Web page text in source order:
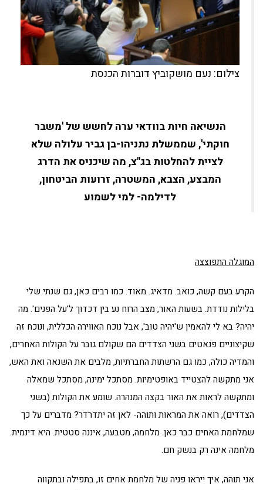
צילום: נעם מושקוביץ דוברות הכנסת
הנשיאה חיות בוודאי ערה לחשש של 'משבר
חוקתי', שממשלת נתניהו-בן גביר עלולה שלא
לציית להחלטות בג"צ, מה שיכניס את הדרג
המבצע, הצבא, המשטרה, זרועות הביטחון,
לדילמה- למי לשמוע
המוגלה התפוצצה
הקרע בעם קשה, כואב. מדאיג. מאוד. כמו רבים כאן, גם שנתי שלי
בלילות נודדת. בשעות האור, מצב הרוח נע בין דכדוך ל'על הפנים'. מה
יהיה? בא לי להאמין ש'יהיה טוב', אבל נוכח האווירה הכללית, ונוכח זה
שקיצוניים פנאטים בשני הצדדים הם שקולם גובר על הקולות האחרים,
והמדיה כולה, כמו גם הרשתות החברתיות, מלבים את השנאה ואת האש,
אני מתקשה להצטייד באופטימיות. מסתכל ימינה, מסתכל שמאלה
ומתקשה לראות את האור בקצה המנהרה. שומע את הקולות (בשני
הצדדים), רואה את המראות ותוהה- לאן זה יתדרדר? מדברים על כך
שמלחמת האחים כבר כאן. מלחמה, מטבעה, איננה סטטית. היא דינמית.
מלחמה אינה רק בנשק חם.
אני תוהה, איך ייראו פניה של מלחמת אחים זו, בתפילה ובתקווה